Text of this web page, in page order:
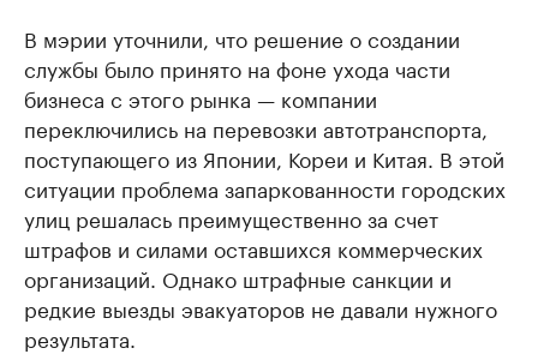
В мэрии уточнили, что решение о создании
службы было принято на фоне ухода части
бизнеса с этого рынка — компании
переключились на перевозки автотранспорта,
поступающего из Японии, Кореи и Китая. В этой
ситуации проблема запаркованности городских
улиц решалась преимущественно за счет
штрафов и силами оставшихся коммерческих
организаций. Однако штрафные санкции и
редкие выезды эвакуаторов не давали нужного
результата.